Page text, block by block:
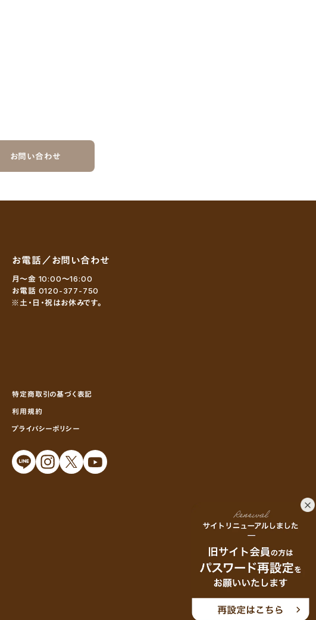
お問い合わせ
お電話／お問い合わせ
月～金 10:00～16:00
お電話 0120-377-750
※土・日・祝はお休みです。
特定商取引の基づく表記
利用規約
プライバシーポリシー